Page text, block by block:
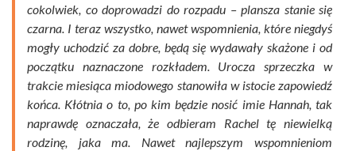
cokolwiek, co doprowadzi do rozpadu – plansza stanie się
czarna. I teraz wszystko, nawet wspomnienia, które niegdyś
mogły uchodzić za dobre, będą się wydawały skażone i od
początku naznaczone rozkładem. Urocza sprzeczka w
trakcie miesiąca miodowego stanowiła w istocie zapowiedź
końca. Kłótnia o to, po kim będzie nosić imie Hannah, tak
naprawdę oznaczała, że odbieram Rachel tę niewielką
rodzinę, jaka ma. Nawet najlepszym wspomnieniom